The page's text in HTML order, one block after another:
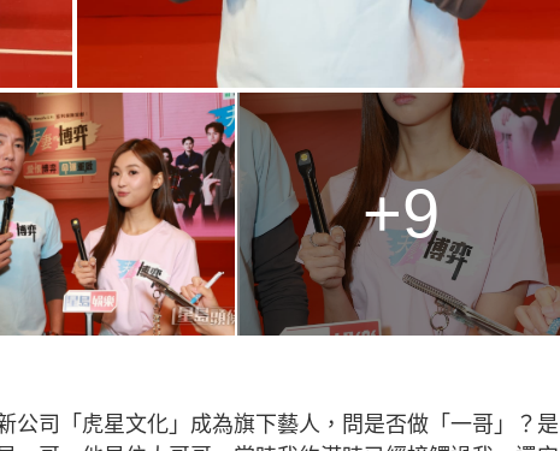
+9
公司「虎星文化」成為旗下藝人，問是否做「一哥」？是